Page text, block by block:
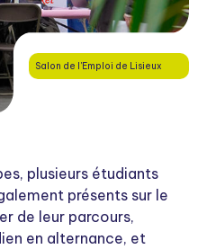
Salon de l'Emploi de Lisieux
plusieurs étudiants
présents sur le
de leur parcours,
en alternance, et